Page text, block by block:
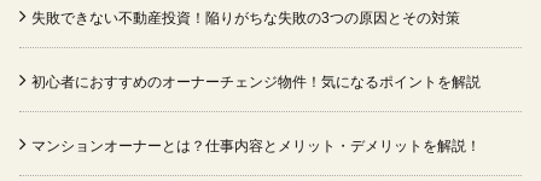
失敗できない不動産投資！陥りがちな失敗の3つの原因とその対策
初心者におすすめのオーナーチェンジ物件！気になるポイントを解説
マンションオーナーとは？仕事内容とメリット・デメリットを解説！